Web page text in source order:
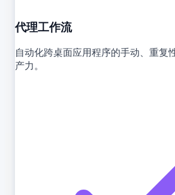
代理工作流
自动化跨桌面应用程序的手动、重复
产力。